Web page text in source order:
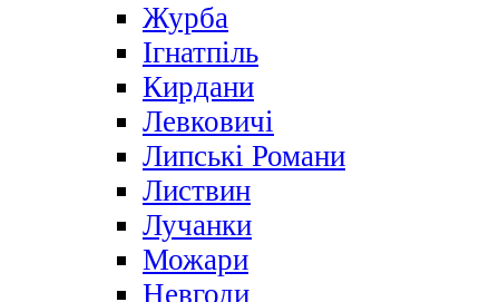
Журба
Ігнатпіль
Кирдани
Левковичі
Липські Романи
Листвин
Лучанки
Можари
Невгоди